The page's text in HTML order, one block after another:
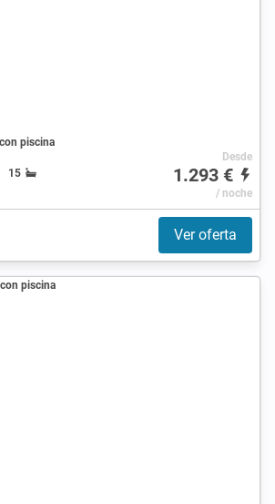
piscina
15
Desde
1.293 €
/ noche
Ver oferta